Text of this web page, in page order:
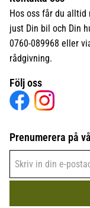
Hos oss får du alltid
just Din bil och Din
0760-089968 eller
rådgivning.
Följ oss
Prenumerera på